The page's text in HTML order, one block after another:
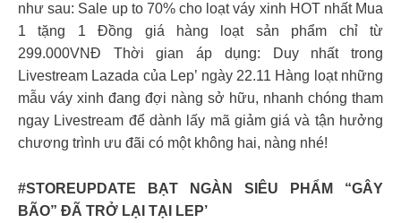
như sau: Sale up to 70% cho loạt váy xinh HOT nhất Mua
1 tặng 1 Đồng giá hàng loạt sản phẩm chỉ từ
299.000VNĐ Thời gian áp dụng: Duy nhất trong
Livestream Lazada của Lep’ ngày 22.11 Hàng loạt những
mẫu váy xinh đang đợi nàng sở hữu, nhanh chóng tham
ngay Livestream để dành lấy mã giảm giá và tận hưởng
chương trình ưu đãi có một không hai, nàng nhé!
#STOREUPDATE BẠT NGÀN SIÊU PHẨM “GÂY
BÃO” ĐÃ TRỞ LẠI TẠI LEP’